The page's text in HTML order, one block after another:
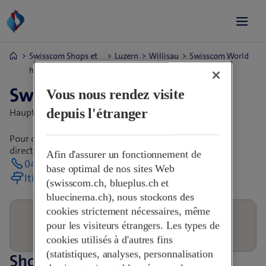
Swisscom Shops et
horaires
Luzern Willisau
Swisscom World
Partner
Swisscom World Partner
Hauptgasse 16,6130 Willisau, Suisse
Pour connaître les heures d’ouverture, contactez
directement le Shop.
041 970 22 00
Itinéraire
Shops à proximité
Vous nous rendez visite
depuis l'étranger
Afin d'assurer un fonctionnement de
base optimal de nos sites Web
(swisscom.ch, blueplus.ch et
bluecinema.ch), nous stockons des
cookies strictement nécessaires, même
pour les visiteurs étrangers. Les types de
cookies utilisés à d'autres fins
(statistiques, analyses, personnalisation